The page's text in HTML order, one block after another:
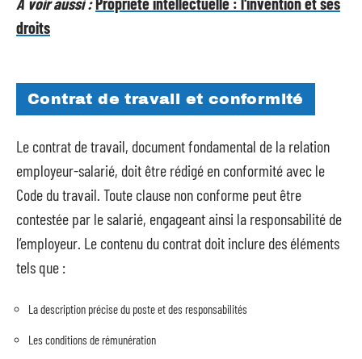
droits
Contrat de travail et conformité
Le contrat de travail, document fondamental de la relation
employeur-salarié, doit être rédigé en conformité avec le
Code du travail. Toute clause non conforme peut être
contestée par le salarié, engageant ainsi la responsabilité de
l’employeur. Le contenu du contrat doit inclure des éléments
tels que :
La description précise du poste et des responsabilités
Les conditions de rémunération